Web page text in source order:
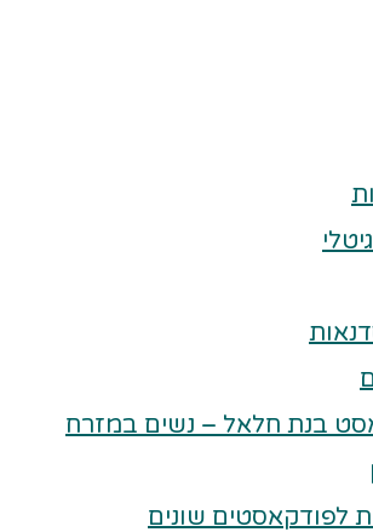
בנת חלאל – נשים במזרח
לפודקאסטים שונים